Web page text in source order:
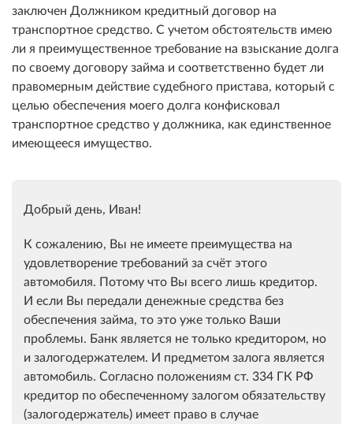
заключен Должником кредитный договор на
транспортное средство. С учетом обстоятельств имею
ли я преимущественное требование на взыскание долга
по своему договору займа и соответственно будет ли
правомерным действие судебного пристава, который с
целью обеспечения моего долга конфисковал
транспортное средство у должника, как единственное
имеющееся имущество.
Добрый день, Иван!
К сожалению, Вы не имеете преимущества на
удовлетворение требований за счёт этого
автомобиля. Потому что Вы всего лишь кредитор.
И если Вы передали денежные средства без
обеспечения займа, то это уже только Ваши
проблемы. Банк является не только кредитором, но
и залогодержателем. И предметом залога является
автомобиль. Согласно положениям ст. 334 ГК РФ
кредитор по обеспеченному залогом обязательству
(залогодержатель) имеет право в случае